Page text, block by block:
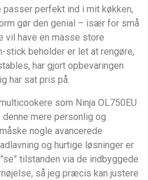
perfekt ind i mit køkken,
gør den genial – især for små
vil have en masse store
stick beholder er let at rengøre,
har gjort opbevaringen
har sat pris på.
som Ninja OL750EU
mere personlig og
nogle avancerede
og hurtige løsninger er
tilstanden via de indbyggede
så jeg præcis kan justere